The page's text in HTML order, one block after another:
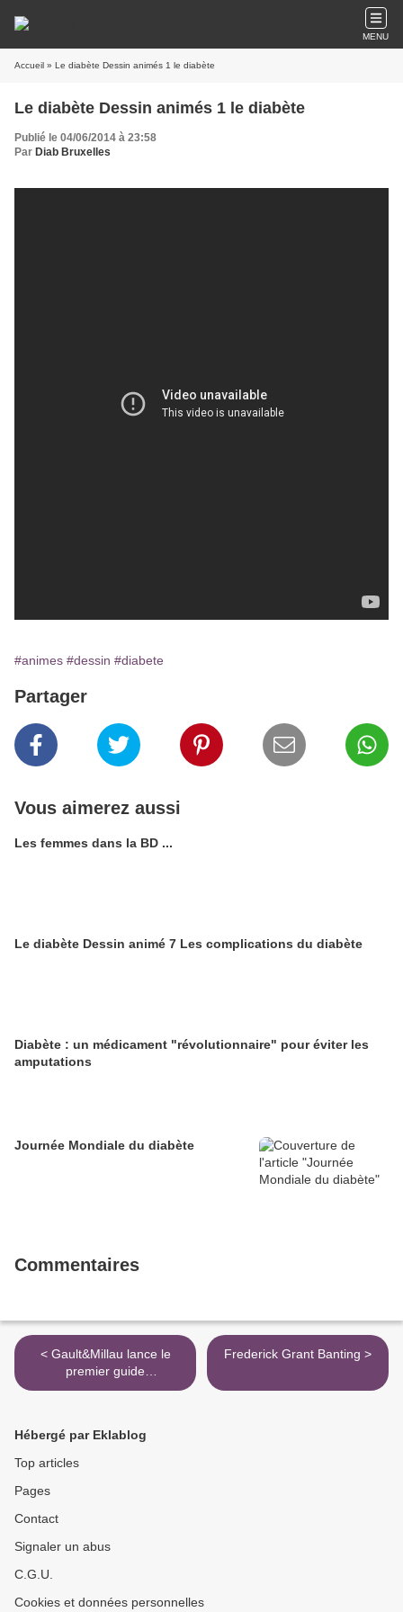
MENU
Accueil » Le diabète Dessin animés 1 le diabète
Le diabète Dessin animés 1 le diabète
Publié le 04/06/2014 à 23:58
Par Diab Bruxelles
#animes #dessin #diabete
Partager
Vous aimerez aussi
Les femmes dans la BD ...
Le diabète Dessin animé 7 Les complications du diabète
Diabète : un médicament "révolutionnaire" pour éviter les
amputations
Journée Mondiale du diabète
Commentaires
< Gault&Millau lance le
premier guide
gastronomique pour
Frederick Grant Banting >
Hébergé par Eklablog
Top articles
Pages
Contact
Signaler un abus
C.G.U.
Cookies et données personnelles